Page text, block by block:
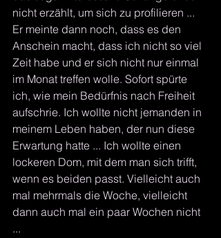
nicht erzählt, um sich zu profilieren ...
Er meinte dann noch, dass es den
Anschein macht, dass ich nicht so viel
Zeit habe und er sich nicht nur einmal
im Monat treffen wolle. Sofort spürte
ich, wie mein Bedürfnis nach Freiheit
aufschrie. Ich wollte nicht jemanden in
meinem Leben haben, der nun diese
Erwartung hatte ... Ich wollte einen
lockeren Dom, mit dem man sich trifft,
wenn es beiden passt. Vielleicht auch
mal mehrmals die Woche, vielleicht
dann auch mal ein paar Wochen nicht
...